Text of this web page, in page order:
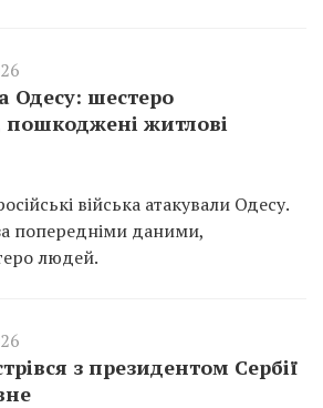
Одесу: шестеро
житлові
війська атакували Одесу.
попередніми даними,
людей.
з президентом Сербії